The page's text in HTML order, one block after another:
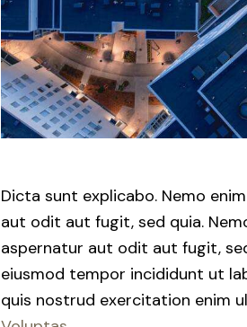
Dicta sunt explicabo. Nemo
aut odit aut fugit, sed quia.
aspernatur aut odit aut fugit,
eiusmod tempor incididunt ut
quis nostrud exercitation enim